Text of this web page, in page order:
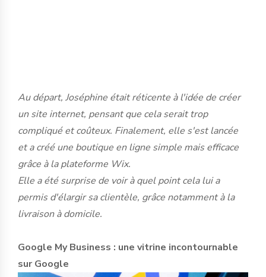
Au départ, Joséphine était réticente à l'idée de créer
un site internet, pensant que cela serait trop
compliqué et coûteux. Finalement, elle s'est lancée
et a créé une boutique en ligne simple mais efficace
grâce à la plateforme Wix.
Elle a été surprise de voir à quel point cela lui a
permis d'élargir sa clientèle, grâce notamment à la
livraison à domicile.
Google My Business : une vitrine incontournable
sur Google